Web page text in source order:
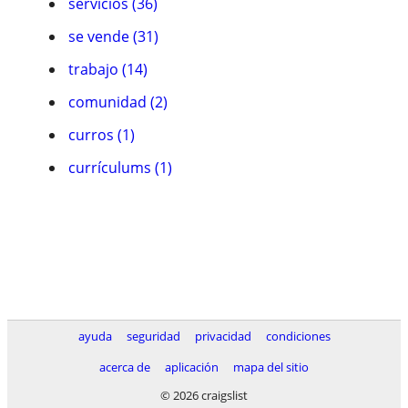
se vende (31)
trabajo (14)
comunidad (2)
curros (1)
currículums (1)
ayuda seguridad privacidad
condiciones
acerca de
aplicación
mapa del sitio
© 2026 craigslist